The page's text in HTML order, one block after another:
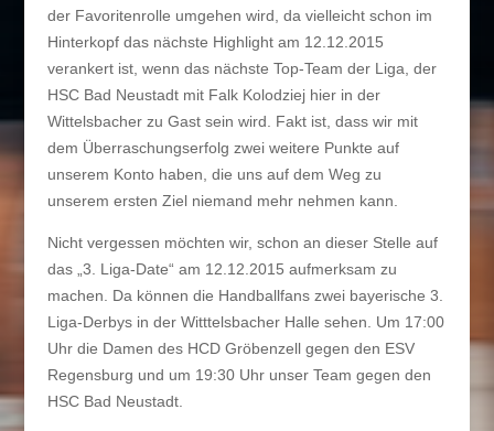
der Favoritenrolle umgehen wird, da vielleicht schon im
Hinterkopf das nächste Highlight am 12.12.2015
verankert ist, wenn das nächste Top-Team der Liga, der
HSC Bad Neustadt mit Falk Kolodziej hier in der
Wittelsbacher zu Gast sein wird. Fakt ist, dass wir mit
dem Überraschungserfolg zwei weitere Punkte auf
unserem Konto haben, die uns auf dem Weg zu
unserem ersten Ziel niemand mehr nehmen kann.
Nicht vergessen möchten wir, schon an dieser Stelle auf
das „3. Liga-Date“ am 12.12.2015 aufmerksam zu
machen. Da können die Handballfans zwei bayerische 3.
Liga-Derbys in der Witttelsbacher Halle sehen. Um 17:00
Uhr die Damen des HCD Gröbenzell gegen den ESV
Regensburg und um 19:30 Uhr unser Team gegen den
HSC Bad Neustadt.